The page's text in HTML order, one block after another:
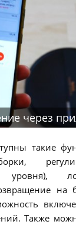
через
такие
на
Также